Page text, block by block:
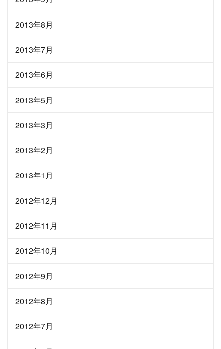
2013年8月
2013年7月
2013年6月
2013年5月
2013年3月
2013年2月
2013年1月
2012年12月
2012年11月
2012年10月
2012年9月
2012年8月
2012年7月